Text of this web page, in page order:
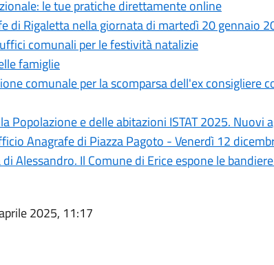
le tue pratiche direttamente online
di Rigaletta nella giornata di martedì 20 gennaio
comunali per le festività natalizie
famiglie
comunale per la scomparsa dell'ex consigliere
Popolazione e delle abitazioni ISTAT 2025. Nuovi
Anagrafe di Piazza Pagoto - Venerdì 12
Alessandro. Il Comune di Erice espone le
2025, 11:17